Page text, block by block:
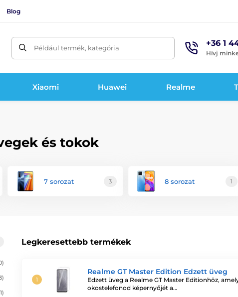
Blog
Például termék, kategória +36 1
Hívj
Xiaomi Huawei Realme
és tokok
7 sorozat 3 8 sorozat 1
Legkeresettebb termékek
Realme GT Master Edition Edzett üveg
Edzett üveg a Realme GT Master Editionhöz,
okostelefonod képernyőjét a…